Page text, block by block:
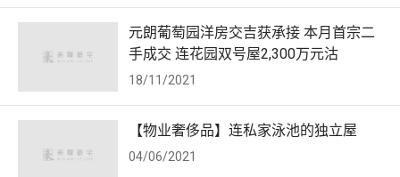
元朗葡萄园洋房交吉获承接 本月首宗二
手成交 连花园双号屋2,300万元沽
18/11/2021
【物业奢侈品】连私家泳池的独立屋
04/06/2021